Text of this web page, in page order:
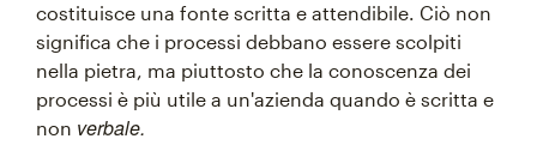
costituisce una fonte scritta e attendibile. Ciò non
significa che i processi debbano essere scolpiti
nella pietra, ma piuttosto che la conoscenza dei
processi è più utile a un'azienda quando è scritta e
non verbale.